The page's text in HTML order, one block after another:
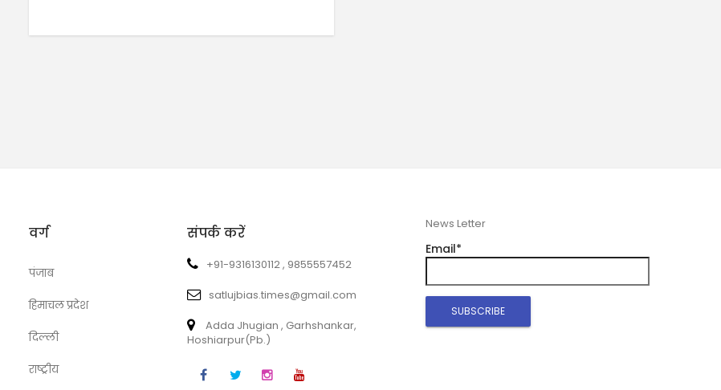
वर्ग
पंजाब
हिमाचल प्रदेश
दिल्ली
राष्ट्रीय
संपर्क करें
+91-9316130112 , 9855557452
satlujbias.times@gmail.com
Adda Jhugian , Garhshankar,
Hoshiarpur(Pb.)
News Letter
Email*